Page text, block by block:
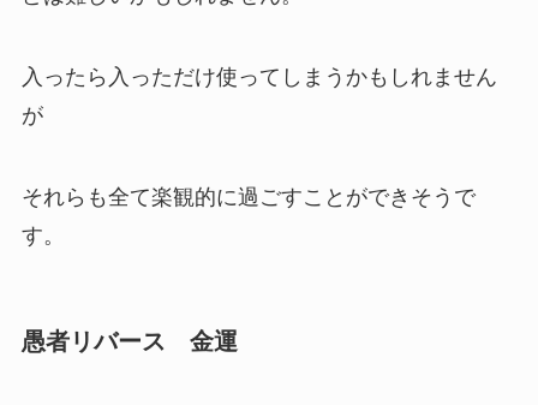
入ったら入っただけ使ってしまうかもしれません
が
それらも全て楽観的に過ごすことができそうで
す。
愚者リバース 金運